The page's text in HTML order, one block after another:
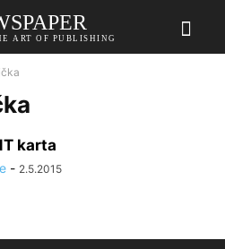
ART OF PUBLISHING
karta
- 2.5.2015